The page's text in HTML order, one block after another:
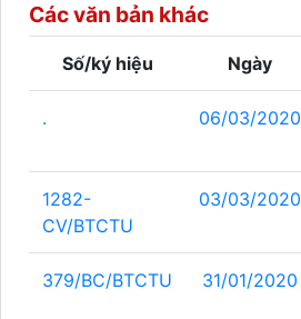
Các văn bản khác
Số/ký hiệu Ngày
. 06/03/2020
1282-
CV/BTCTU
03/03/2020
379/BC/BTCTU 31/01/2020